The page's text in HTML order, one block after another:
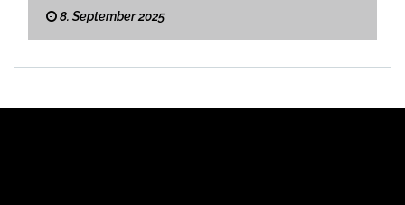
8. September 2025